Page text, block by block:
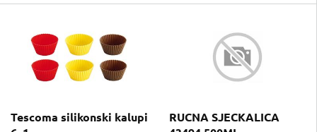
Tescoma silikonski kalupi
RUCNA SJECKALICA